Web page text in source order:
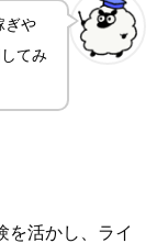
ぎや
てみ
を活かし、ライ